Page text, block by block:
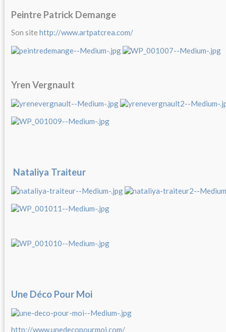
Peintre Patrick Demange
Son site http://www.artpatcrea.com/
Yren Vergnault
Nataliya Traiteur
Une Déco Pour Moi
http://www.unedecopourmoi.com/